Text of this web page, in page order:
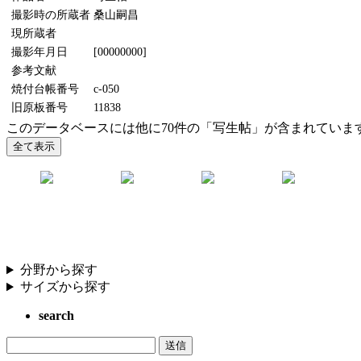
撮影時の所蔵者 桑山嗣昌
現所蔵者
撮影年月日
[00000000]
参考文献
焼付台帳番号
c-050
旧原板番号
11838
このデータベースには他に70件の「写生帖」が含まれていま
分野から探す
サイズから探す
search